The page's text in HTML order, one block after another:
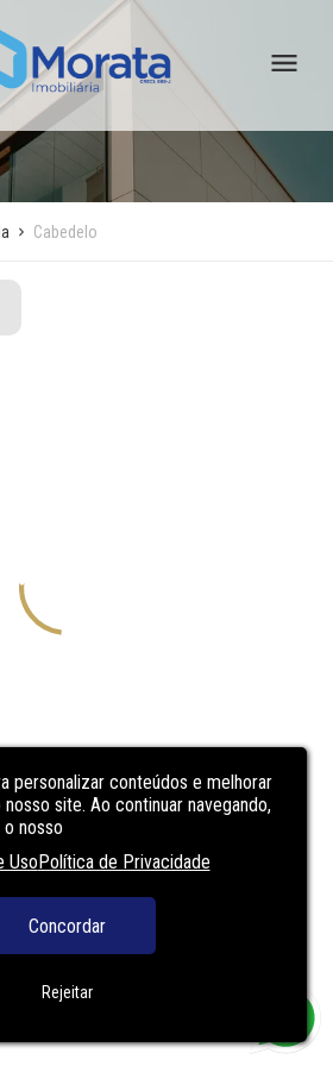
personalizar conteúdos e melhorar
site. Ao continuar navegando,
nosso
UsoPolítica de Privacidade
Concordar
Rejeitar
Cabedelo